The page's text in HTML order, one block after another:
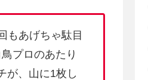
もあげちゃ駄目
プロのあたり
が、山に1枚し